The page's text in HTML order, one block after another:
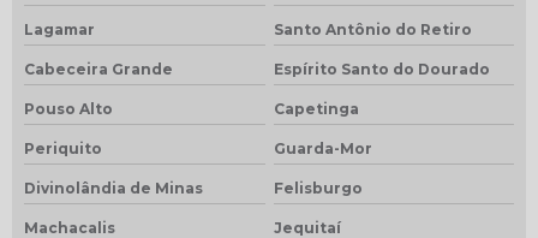
Lagamar Santo Antônio do Retiro
Cabeceira Grande Espírito Santo do Dourado
Pouso Alto Capetinga
Periquito Guarda-Mor
Divinolândia de Minas Felisburgo
Machacalis Jequitaí